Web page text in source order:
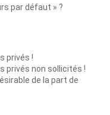
par défaut » ?
privés !
privés non sollicités !
de la part de